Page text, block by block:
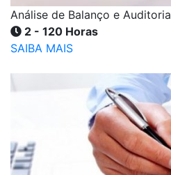
Análise de Balanço e Auditoria
2 - 120 Horas
SAIBA MAIS